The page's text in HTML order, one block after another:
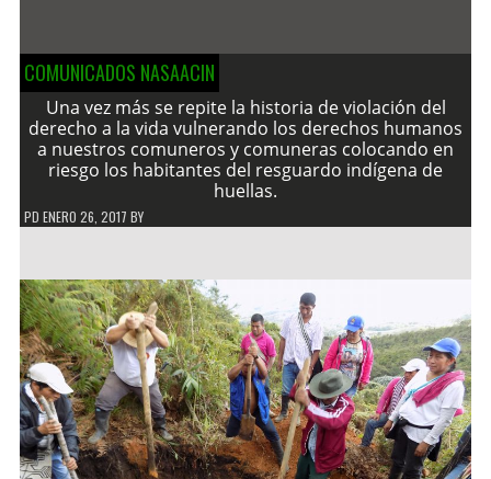
COMUNICADOS NASAACIN
Una vez más se repite la historia de violación del
derecho a la vida vulnerando los derechos humanos
a nuestros comuneros y comuneras colocando en
riesgo los habitantes del resguardo indígena de
huellas.
PD ENERO 26, 2017 BY